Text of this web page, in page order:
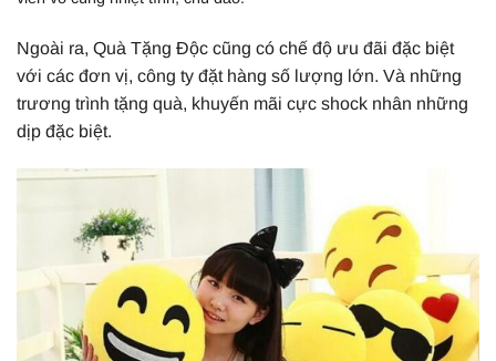
Ngoài ra, Quà Tặng Độc cũng có chế độ ưu đãi đặc biệt
với các đơn vị, công ty đặt hàng số lượng lớn. Và những
trương trình tặng quà, khuyến mãi cực shock nhân những
dịp đặc biệt.